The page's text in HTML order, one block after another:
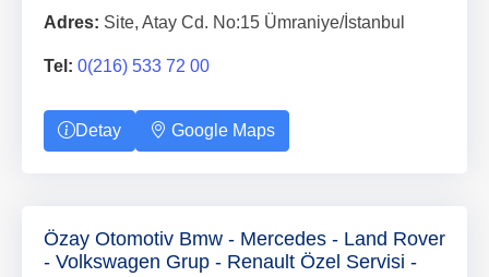
Adres: Site, Atay Cd. No:15 Ümraniye/İstanbul
Tel: 0(216) 533 72 00
Detay Google Maps
Özay Otomotiv Bmw - Mercedes - Land Rover
- Volkswagen Grup - Renault Özel Servisi -